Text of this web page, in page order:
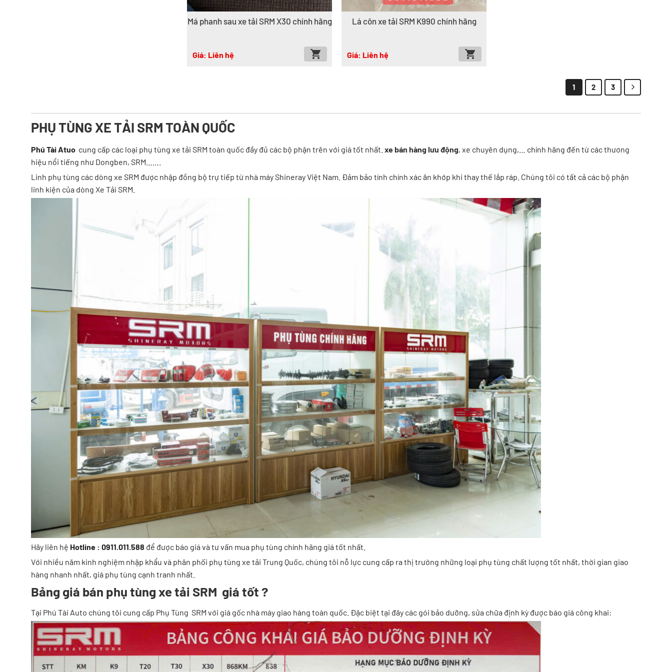
Má phanh sau xe tải SRM X30 chính hãng
Giá: Liên hệ
Lá côn xe tải SRM K990 chính hãng
Giá: Liên hệ
1 2 3
PHỤ TÙNG XE TẢI SRM TOÀN QUỐC
Phú Tài Atuo cung cấp các loại phụ tùng xe tải SRM toàn quốc đầy đủ các bộ phận trên với giá tốt nhất. xe bán hàng lưu động, xe chuyên dụng,… chính hãng đến từ các thương
hiệu nổi tiếng như Dongben, SRM…….
Linh phụ tùng các dòng xe SRM được nhập đồng bộ trự tiếp từ nhà máy Shineray Việt Nam. Đảm bảo tính chính xác ăn khớp khi thay thế lắp ráp. Chúng tôi có tất cả các bộ phận
linh kiện của dòng Xe Tải SRM.
Hãy liên hệ Hotline : 0911.011.588 để được báo giá và tư vấn mua phụ tùng chính hãng giá tốt nhất.
Với nhiều năm kinh nghiệm nhập khẩu và phân phối phụ tùng xe tải Trung Quốc, chúng tôi nỗ lực cung cấp ra thị trường những loại phụ tùng chất lượng tốt nhất, thời gian giao
hàng nhanh nhất, giá phụ tùng cạnh tranh nhất.
Bảng giá bán phụ tùng xe tải SRM giá tốt ?
Tại Phú Tài Auto chúng tôi cung cấp Phụ Tùng SRM với giá gốc nhà máy giao hàng toàn quốc. Đặc biệt tại đây các gói bảo dưỡng, sửa chữa định kỳ được báo giá công khai: